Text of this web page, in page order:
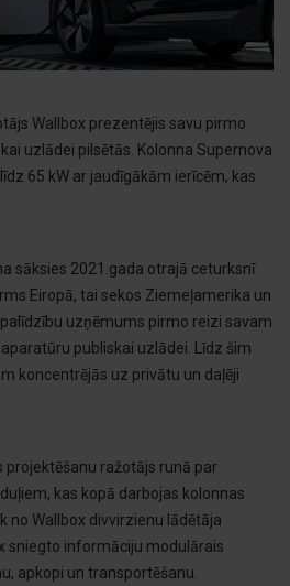
Wallbox prezentējis savu pirmo
uzlādei pilsētās. Kolonna Supernova
65 kW ar jaudīgākām ierīcēm, kas
sāksies 2021.gada otrajā ceturksnī
Eiropā, tai sekos Ziemeļamerika un
uzņēmums pirmo reizi savam
publiskai uzlādei. Līdz šim
koncentrējās uz privātu un daļēji
ražotājs runā par
kas kopā darbojas kolonnas
no Wallbox divvirzienu lādētāja
sniegto informāciju modulārais
apkopi un transportēšanu.